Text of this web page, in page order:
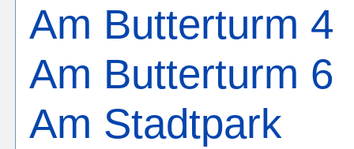
Am Butterturm 4
Am Butterturm 6
Am Stadtpark